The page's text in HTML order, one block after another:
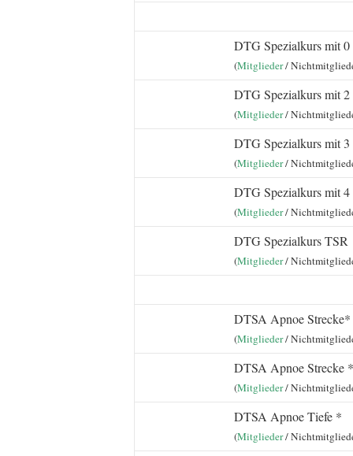
DTG Spezialkurs mit 0
(Mitglieder/
DTG Spezialkurs mit 2
(Mitglieder/
DTG Spezialkurs mit 3
(Mitglieder/
DTG Spezialkurs mit 4
(Mitglieder/
DTG Spezialkurs TSR
(Mitglieder/
DTSA Apnoe Strecke*
(Mitglieder/
DTSA Apnoe
(Mitglieder/
DTSA Apnoe Tiefe *
(Mitglieder/